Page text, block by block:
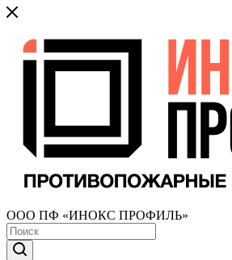
ООО ПФ «ИНОКС ПРОФИЛЬ»